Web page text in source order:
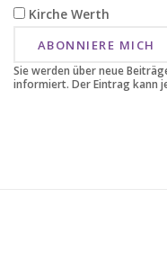
Kirche Werth
ABONNIERE MICH
Sie werden über neue
informiert. Der Eintrag kann